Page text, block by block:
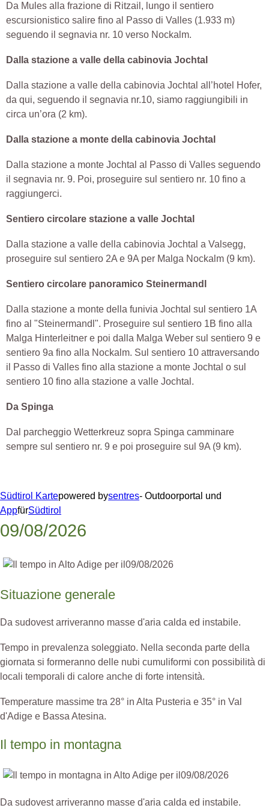
Da Mules alla frazione di Ritzail, lungo il sentiero
escursionistico salire fino al Passo di Valles (1.933 m)
seguendo il segnavia nr. 10 verso Nockalm.
Dalla stazione a valle della cabinovia Jochtal
Dalla stazione a valle della cabinovia Jochtal all’hotel Hofer,
da qui, seguendo il segnavia nr.10, siamo raggiungibili in
circa un’ora (2 km).
Dalla stazione a monte della cabinovia Jochtal
Dalla stazione a monte Jochtal al Passo di Valles seguendo
il segnavia nr. 9. Poi, proseguire sul sentiero nr. 10 fino a
raggiungerci.
Sentiero circolare stazione a valle Jochtal
Dalla stazione a valle della cabinovia Jochtal a Valsegg,
proseguire sul sentiero 2A e 9A per Malga Nockalm (9 km).
Sentiero circolare panoramico Steinermandl
Dalla stazione a monte della funivia Jochtal sul sentiero 1A
fino al "Steinermandl". Proseguire sul sentiero 1B fino alla
Malga Hinterleitner e poi dalla Malga Weber sul sentiero 9 e
sentiero 9a fino alla Nockalm. Sul sentiero 10 attraversando
il Passo di Valles fino alla stazione a monte Jochtal o sul
sentiero 10 fino alla stazione a valle Jochtal.
Da Spinga
Dal parcheggio Wetterkreuz sopra Spinga camminare
sempre sul sentiero nr. 9 e poi proseguire sul 9A (9 km).
Südtirol Kartepowered bysentres- Outdoorportal und
AppfürSüdtirol
09/08/2026
Situazione generale
Da sudovest arriveranno masse d'aria calda ed instabile.
Tempo in prevalenza soleggiato. Nella seconda parte della
giornata si formeranno delle nubi cumuliformi con possibilità di
locali temporali di calore anche di forte intensità.
Temperature massime tra 28° in Alta Pusteria e 35° in Val
d'Adige e Bassa Atesina.
Il tempo in montagna
Da sudovest arriveranno masse d'aria calda ed instabile.